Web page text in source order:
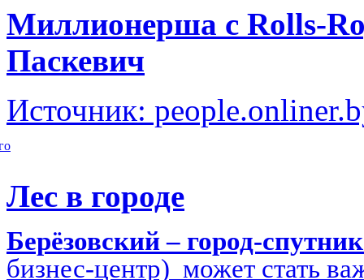
Миллионерша с Rolls-
Паскевич
Источник:
Лес в городе
Берёзовский – город-
бизнес-центр) может стать